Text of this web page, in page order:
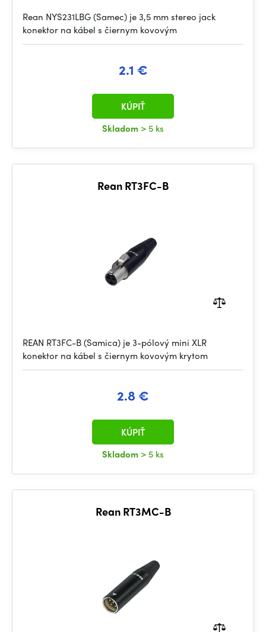
Rean NYS231LBG (Samec) je 3,5 mm stereo jack
konektor na kábel s čiernym kovovým
2.1 €
Skladom > 5 ks
KÚPIŤ
Rean RT3FC-B
REAN RT3FC-B (Samica) je 3-pólový mini XLR
konektor na kábel s čiernym kovovým krytom
2.8 €
Skladom > 5 ks
KÚPIŤ
Rean RT3MC-B